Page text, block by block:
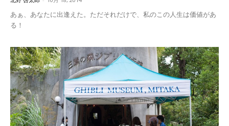
あぁ、あなたに出逢えた。ただそれだけで、私のこの人生は価値があ
る！